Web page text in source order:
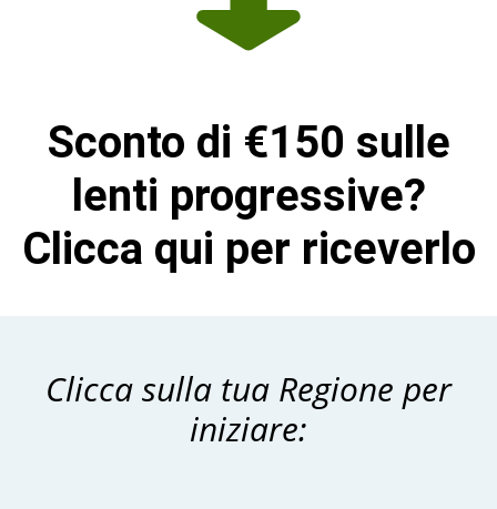
Sconto di €150 sulle
lenti progressive?
Clicca qui per riceverlo
Clicca sulla tua Regione per
iniziare: